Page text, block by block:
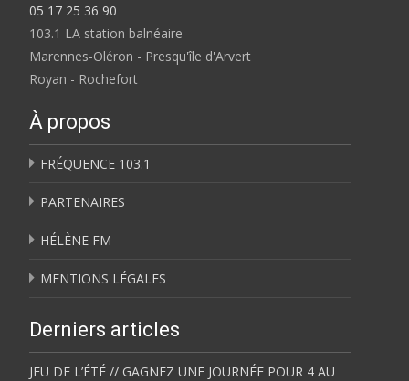
05 17 25 36 90
103.1 LA station balnéaire
Marennes-Oléron - Presqu'île d'Arvert
Royan - Rochefort
À propos
FRÉQUENCE 103.1
PARTENAIRES
HÉLÈNE FM
MENTIONS LÉGALES
Derniers articles
JEU DE L’ÉTÉ // GAGNEZ UNE JOURNÉE POUR 4 AU